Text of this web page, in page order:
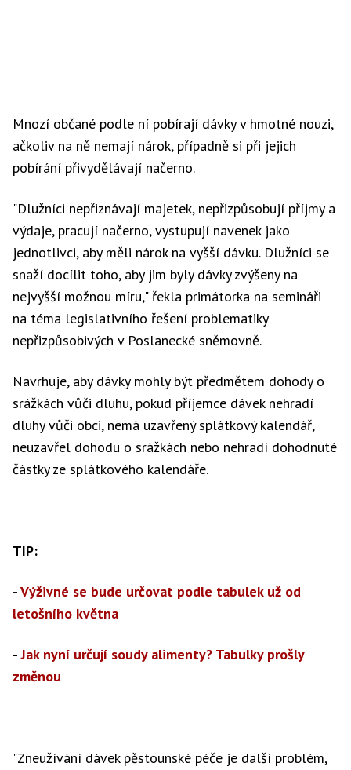
Mnozí občané podle ní pobírají dávky v hmotné nouzi,
ačkoliv na ně nemají nárok, případně si při jejich
pobírání přivydělávají načerno.
"Dlužníci nepřiznávají majetek, nepřizpůsobují příjmy a
výdaje, pracují načerno, vystupují navenek jako
jednotlivci, aby měli nárok na vyšší dávku. Dlužníci se
snaží docílit toho, aby jim byly dávky zvýšeny na
nejvyšší možnou míru," řekla primátorka na semináři
na téma legislativního řešení problematiky
nepřizpůsobivých v Poslanecké sněmovně.
Navrhuje, aby dávky mohly být předmětem dohody o
srážkách vůči dluhu, pokud příjemce dávek nehradí
dluhy vůči obci, nemá uzavřený splátkový kalendář,
neuzavřel dohodu o srážkách nebo nehradí dohodnuté
částky ze splátkového kalendáře.
TIP:
-Výživné se bude určovat podle tabulek už od
letošního května
-Jak nyní určují soudy alimenty? Tabulky prošly
změnou
"Zneužívání dávek pěstounské péče je další problém,